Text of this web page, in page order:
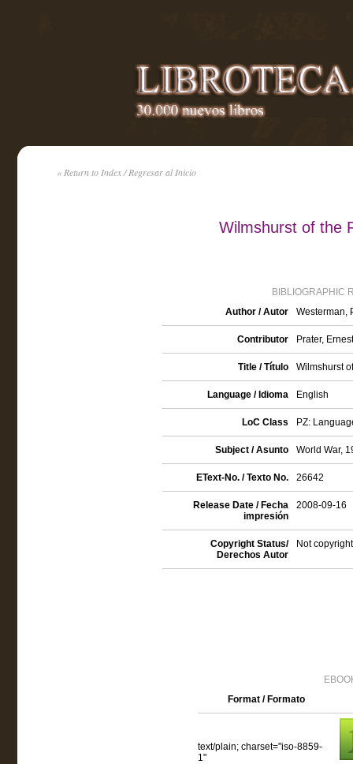
« Return to Index / Regresar al Inicio
Wilmshurst of the
BIBLIOGRAPHIC
Author / Autor
Westerman,
Contributor Prater,
Title / Título Wilmshurst
Language / Idioma English
LoC Class PZ:
Subject / Asunto World War,
EText-No. / Texto No. 26642
Release Date / Fecha
impresión
2008-09-16
Copyright Status/
Derechos Autor
Not
Format / Formato
text/plain; charset="iso-8859-
1"